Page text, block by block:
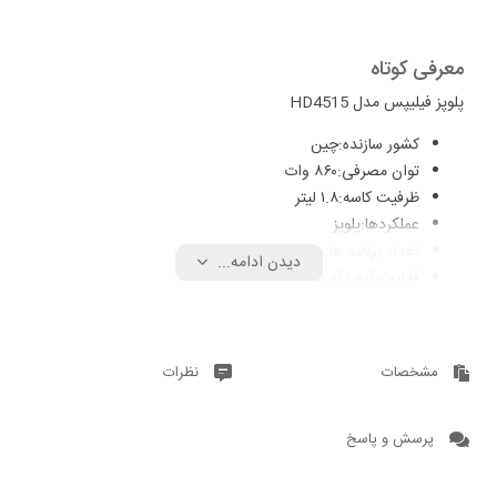
معرفی کوتاه
پلوپز فیلیپس مدل HD4515
کشور سازنده:چین
توان مصرفی:۸۶۰ وات
ظرفیت کاسه:۱.۸ لیتر
عملکردها:پلوپز
تا ۱۲ ساعت
دیدن ادامه...
مشخصات نظرات
پرسش و پاسخ